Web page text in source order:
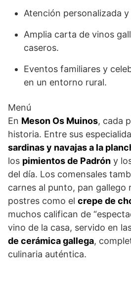
Atención personalizada
Amplia carta de vinos
caseros.
Eventos familiares y
en un entorno rural.
Menú
En Meson Os Muinos, cada
historia. Entre sus
sardinas y navajas a la
los pimientos de Padrón y
del día. Los comensales
carnes al punto, pan gallego
postres como el crepe de
muchos califican de
vino de la casa, servido en
de cerámica gallega,
culinaria auténtica.